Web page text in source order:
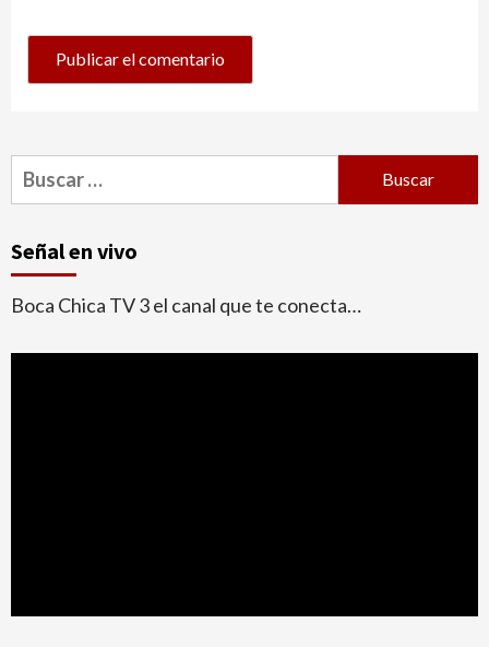
Buscar:
Señal en vivo
Boca Chica TV 3 el canal que te conecta…